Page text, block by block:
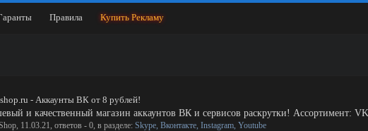
- Аккаунты ВК от 8 рублей!
и качественный магазин аккаунтов ВК и сервисов раскрутки! Ассортимент:
, 11.03.21, ответов - 0, в разделе: Skype, Вконтакте, Instagram, Youtube
Правила Купить Рекламу